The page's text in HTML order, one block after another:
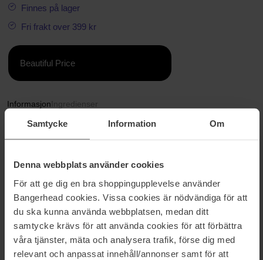
Samtycke Information Om
Denna webbplats använder cookies
För att ge dig en bra shoppingupplevelse använder
Bangerhead cookies. Vissa cookies är nödvändiga för att
du ska kunna använda webbplatsen, medan ditt
samtycke krävs för att använda cookies för att förbättra
våra tjänster, mäta och analysera trafik, förse dig med
relevant och anpassat innehåll/annonser samt för att
Finnes på lager
Fri frakt over 399 kr
Beautiful Price
Informasjon Ingredienser
Tea Ceremony Collection er et elegant sett fra Molton Brown - en
raffinert duo bestående av Tea Ceremony Eau de Parfum i en
Tea Ceremony er en harmonisk duftopplevelse inspirert av
Søte nashi-pærer utfolder seg for å avsløre en dristig matcha-
akkord og fyldig grønn te, forseglet med hinoki-tre for en mykt
røykfylt og elegant karakter.
- Eau de Parfum (7,5 ml) og Bath & Shower Gel (300 ml)